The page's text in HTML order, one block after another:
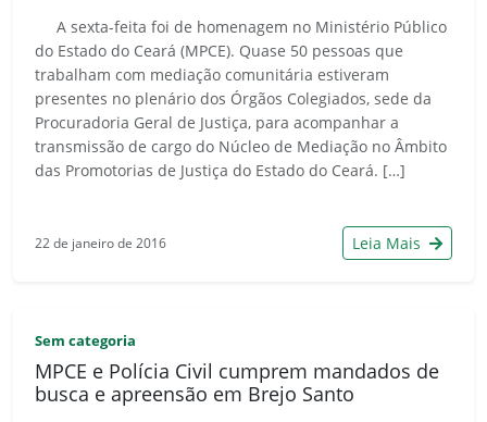
A sexta-feita foi de homenagem no Ministério Público
do Estado do Ceará (MPCE). Quase 50 pessoas que
trabalham com mediação comunitária estiveram
presentes no plenário dos Órgãos Colegiados, sede da
Procuradoria Geral de Justiça, para acompanhar a
transmissão de cargo do Núcleo de Mediação no Âmbito
das Promotorias de Justiça do Estado do Ceará. […]
22 de janeiro de 2016 Leia Mais
Sem categoria
MPCE e Polícia Civil cumprem mandados de
busca e apreensão em Brejo Santo